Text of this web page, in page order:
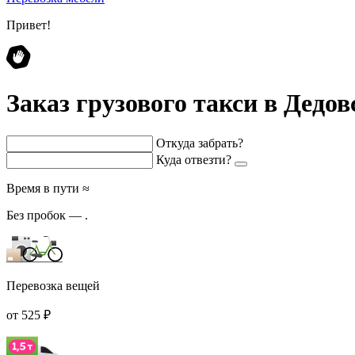
Привет!
Заказ грузового такси в
Откуда забрать?
Куда отвезти?
Время в пути ≈
Без пробок — .
Перевозка вещей
от 525 ₽